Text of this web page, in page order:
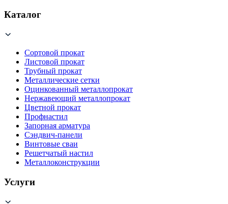
Каталог
Сортовой прокат
Листовой прокат
Трубный прокат
Металлические сетки
Оцинкованный металлопрокат
Нержавеющий металлопрокат
Цветной прокат
Профнастил
Запорная арматура
Сэндвич-панели
Винтовые сваи
Решетчатый настил
Металлоконструкции
Услуги